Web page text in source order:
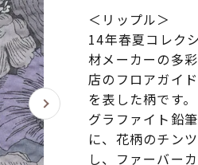
＜リップル＞
14年春夏コレク
材メーカーの多
店のフロアガイ
を表した柄です。
グラファイト鉛
に、花柄のチン
し、ファーバー